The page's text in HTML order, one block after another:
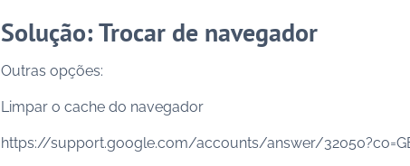
Solução: Trocar de navegador
Outras opções:
Limpar o cache do navegador
https://support.google.com/accounts/answer/